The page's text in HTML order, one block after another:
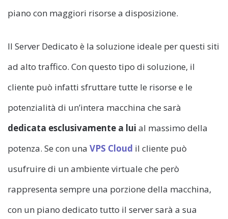
piano con maggiori risorse a disposizione.
Il Server Dedicato è la soluzione ideale per questi siti
ad alto traffico. Con questo tipo di soluzione, il
cliente può infatti sfruttare tutte le risorse e le
potenzialità di un’intera macchina che sarà
dedicata esclusivamente a lui al massimo della
potenza. Se con una VPS Cloud il cliente può
usufruire di un ambiente virtuale che però
rappresenta sempre una porzione della macchina,
con un piano dedicato tutto il server sarà a sua